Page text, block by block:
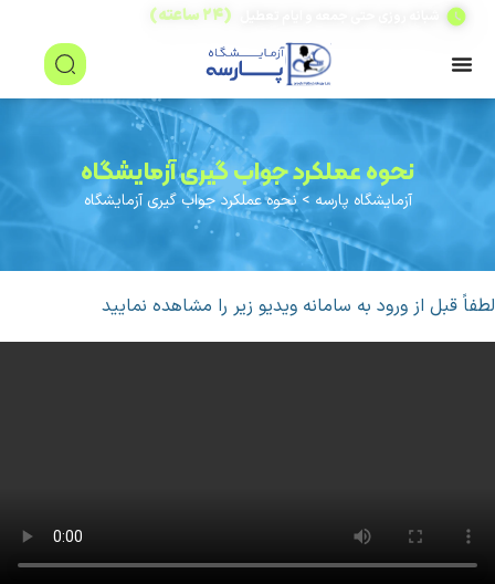
(۲۴ ساعته)
نحوه عملکرد جواب گیری آزمایشگاه
آزمایشگاه پارسه >نحوه عملکرد جواب گیری آزمایشگاه
لطفاً قبل از ورود به سامانه ویدیو زیر را مشاهده نمایید